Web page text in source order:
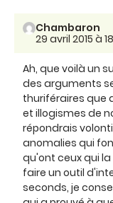
Chambaron
29 avril 2015 à
Ah, que voilà un
des arguments
thuriféraires que
et illogismes de
répondrais
anomalies qui
qu'ont ceux qui
faire un outil
seconds, je